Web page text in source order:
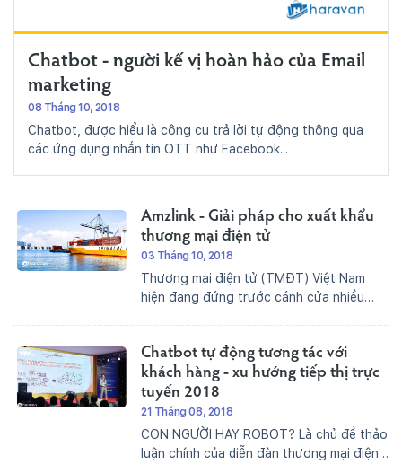
Chatbot - người kế vị hoàn hảo của Email
marketing
08 Tháng 10, 2018
Chatbot, được hiểu là công cụ trả lời tự động thông qua
các ứng dụng nhắn tin OTT như Facebook...
Amzlink - Giải pháp cho xuất khẩu
thương mại điện tử
03 Tháng 10, 2018
Thương mại điện tử (TMĐT) Việt Nam
hiện đang đứng trước cánh cửa nhiều
ra thị trường thế giới cũng phải đối...
Chatbot tự động tương tác với
khách hàng - xu hướng tiếp thị trực
tuyến 2018
21 Tháng 08, 2018
CON NGƯỜI HAY ROBOT? Là chủ đề thảo
luận chính của diễn đàn thương mại điện